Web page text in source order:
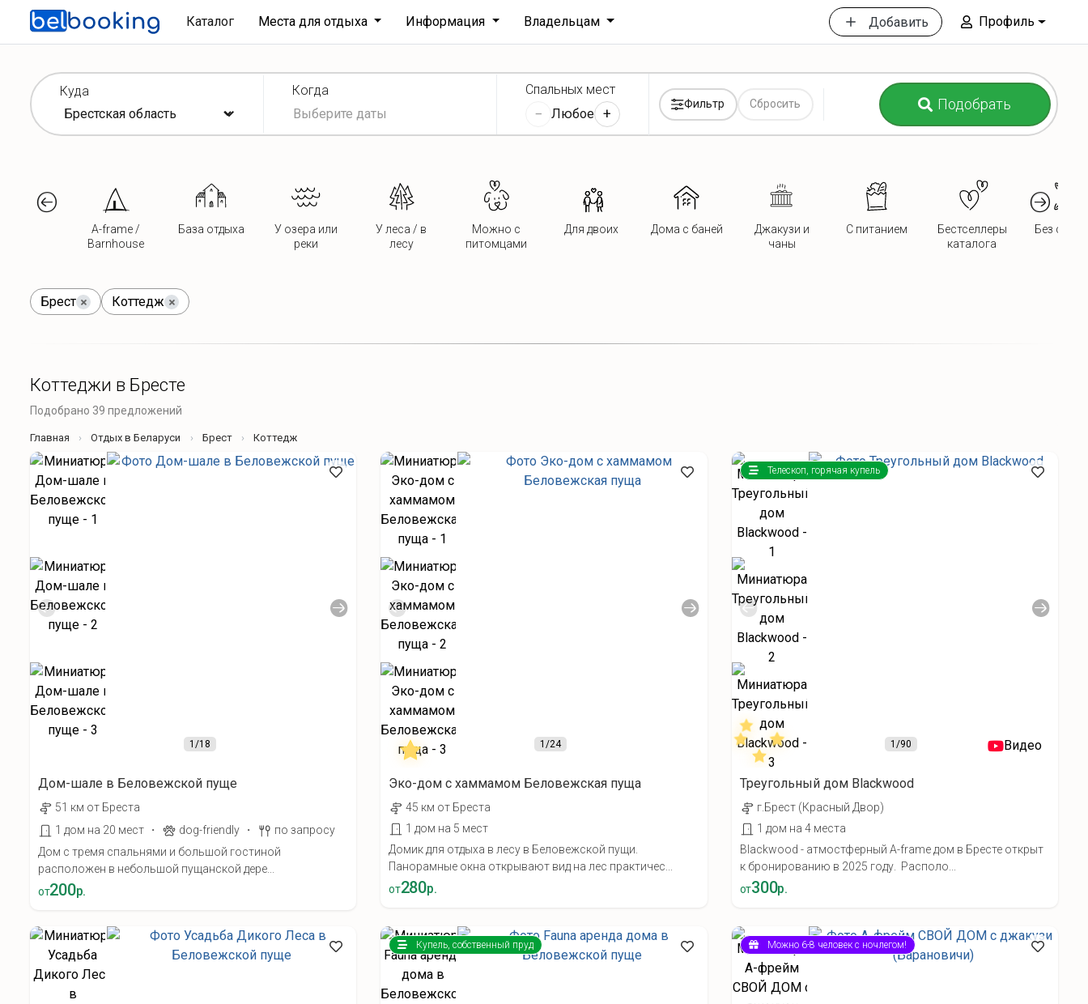
Каталог Места для отдыха Информация Владельцам Добавить Профиль
Куда Когда Спальных мест
− Любое +
Фильтр Сбросить Подобрать
A-frame /
Barnhouse
База отдыха
У озера или
реки
У леса / в
лесу
Можно с
питомцами
Для двоих Дома с баней
Джакузи и
чаны
С питанием
Бестселлеры
каталога
Без
Брест Коттедж
Коттеджи в Бресте
Подобрано 39 предложений
Главная Отдых в Беларуси Брест Коттедж
1 /18
Дом-шале в Беловежской пуще
51 км от Бреста
1 дом на 20 мест
· dog-friendly ·
по запросу
Дом с тремя спальнями и большой гостиной
расположен в небольшой пущанской дере...
от200р.
1/24
Эко-дом с хаммамом Беловежская пуща
45 км от Бреста
1 дом на 5 мест
Домик для отдыха в лесу в Беловежской пущи.
Панорамные окна открывают вид на лес практичес...
от280р.
1/90
Телескоп, горячая купель
Видео
Треугольный дом Blackwood
г.Брест (Красный Двор)
1 дом на 4 места
Blackwood - атмостферный A-frame дом в Бресте открыт
к бронированию в 2025 году. Располо...
от300р.
Купель, собственный пруд Можно 6-8 человек с ночлегом!